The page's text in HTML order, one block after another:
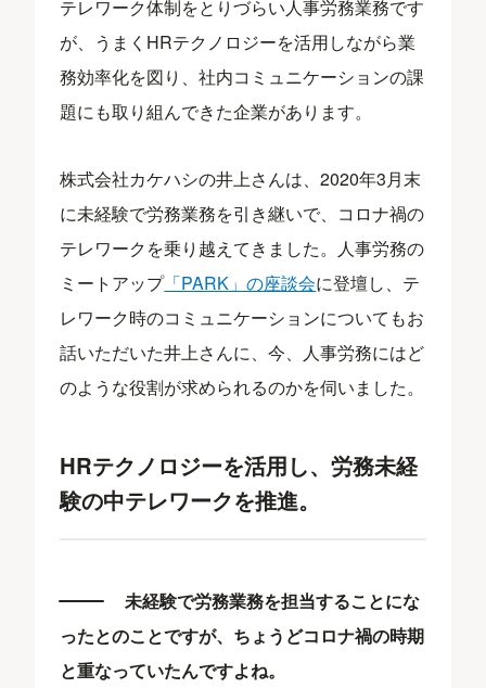
テレワーク体制をとりづらい人事労務業務です
が、うまくHRテクノロジーを活用しながら業
務効率化を図り、社内コミュニケーションの課
題にも取り組んできた企業があります。
株式会社カケハシの井上さんは、2020年3月末
に未経験で労務業務を引き継いで、コロナ禍の
テレワークを乗り越えてきました。人事労務の
ミートアップ「PARK」の座談会に登壇し、テ
レワーク時のコミュニケーションについてもお
話いただいた井上さんに、今、人事労務にはど
のような役割が求められるのかを伺いました。
HRテクノロジーを活用し、労務未経
験の中テレワークを推進。
未経験で労務業務を担当することにな
ったとのことですが、ちょうどコロナ禍の時期
と重なっていたんですよね。